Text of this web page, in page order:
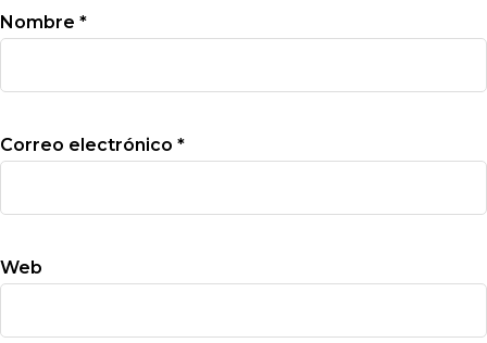
Nombre *
Correo electrónico *
Web